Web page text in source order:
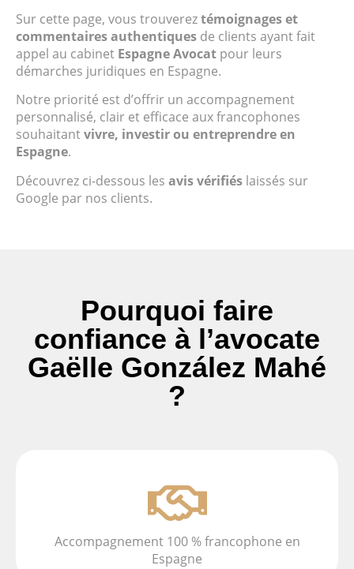
Sur cette page, vous trouvereztémoignages et
commentaires authentiques de clients ayant fait
appel au cabinet Espagne Avocat pour leurs
démarches juridiques en Espagne.
Notre priorité est d’offrir un accompagnement
personnalisé, clair et efficace aux francophones
souhaitantvivre, investir ou entreprendre en
Espagne.
Découvrez ci-dessous les avis vérifiés laissés sur
Google par nos clients.
Pourquoi faire
confiance à l’avocate
Gaëlle González Mahé
?
Accompagnement 100 % francophone en
Espagne